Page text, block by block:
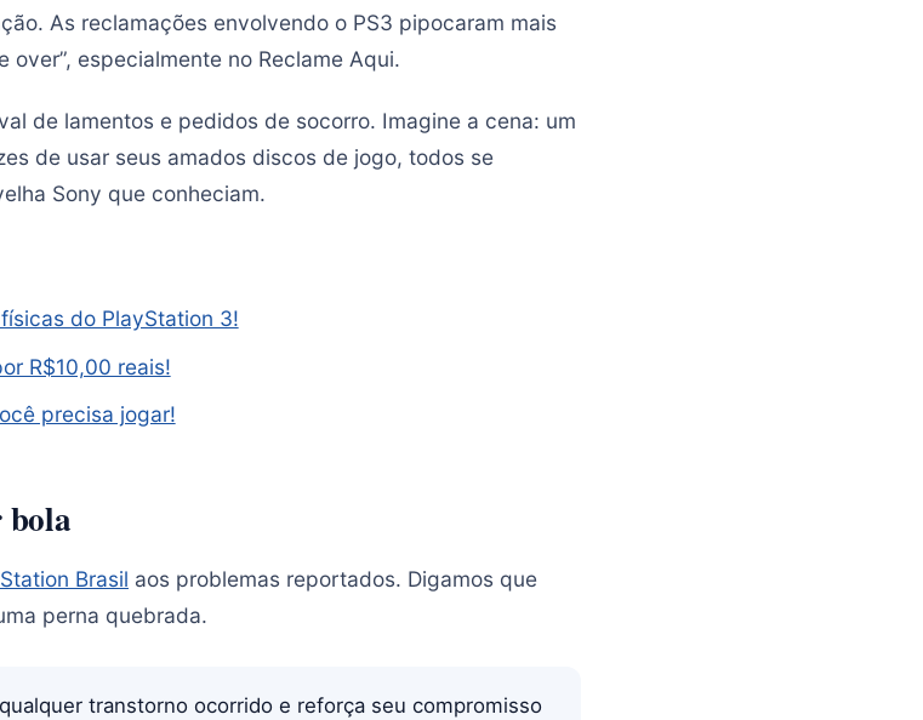
As reclamações envolvendo o PS3 pipocaram mais
especialmente no Reclame Aqui.
de lamentos e pedidos de socorro. Imagine a cena: um
de usar seus amados discos de jogo, todos se
Sony que conheciam.
do PlayStation 3!
R$10,00 reais!
precisa jogar!
bola
Brasil aos problemas reportados. Digamos que
perna quebrada.
transtorno ocorrido e reforça seu compromisso